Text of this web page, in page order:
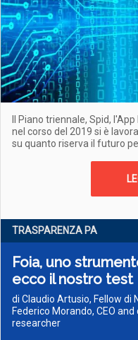
Il Piano triennale, Spid,
nel corso del 2019 si è
su quanto riserva il futuro
TRASPARENZA PA
Foia, uno
ecco il nostro test
di Claudio Artusio, Fellow di
Federico Morando, CEO
researcher